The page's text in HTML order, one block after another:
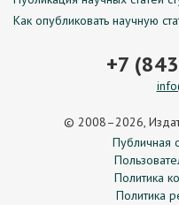
Как опубликовать научную
+7
© 2008–2026,
Публичная
Политика
Политика